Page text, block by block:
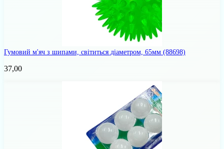
Гумовий м'яч з шипами, світиться діаметром, 65мм (88698)
37,00